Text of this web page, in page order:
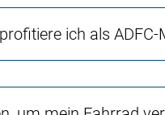
ich als ADFC-